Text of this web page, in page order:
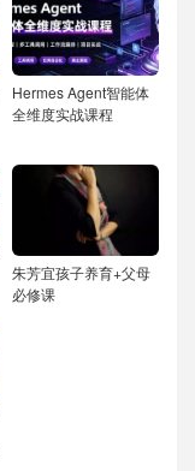
Hermes Agent智能体
全维度实战课程
朱芳宜孩子养育+父母
必修课